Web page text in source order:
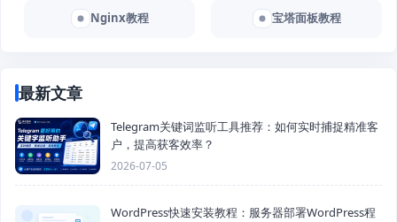
Nginx教程 宝塔面板教程
最新文章
Telegram关键词监听工具推荐：如何实时捕捉精准客
户，提高获客效率？
2026-07-05
WordPress快速安装教程：服务器部署WordPress程